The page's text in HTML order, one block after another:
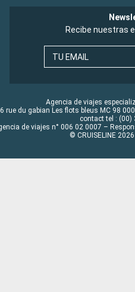
Recibe nuestras
TU EMAIL
Agencia de viajes
rue du gabian Les flots bleus MC 98
contact tel : (00)
de viajes n° 006 02 0007 –
© CRUISELINE